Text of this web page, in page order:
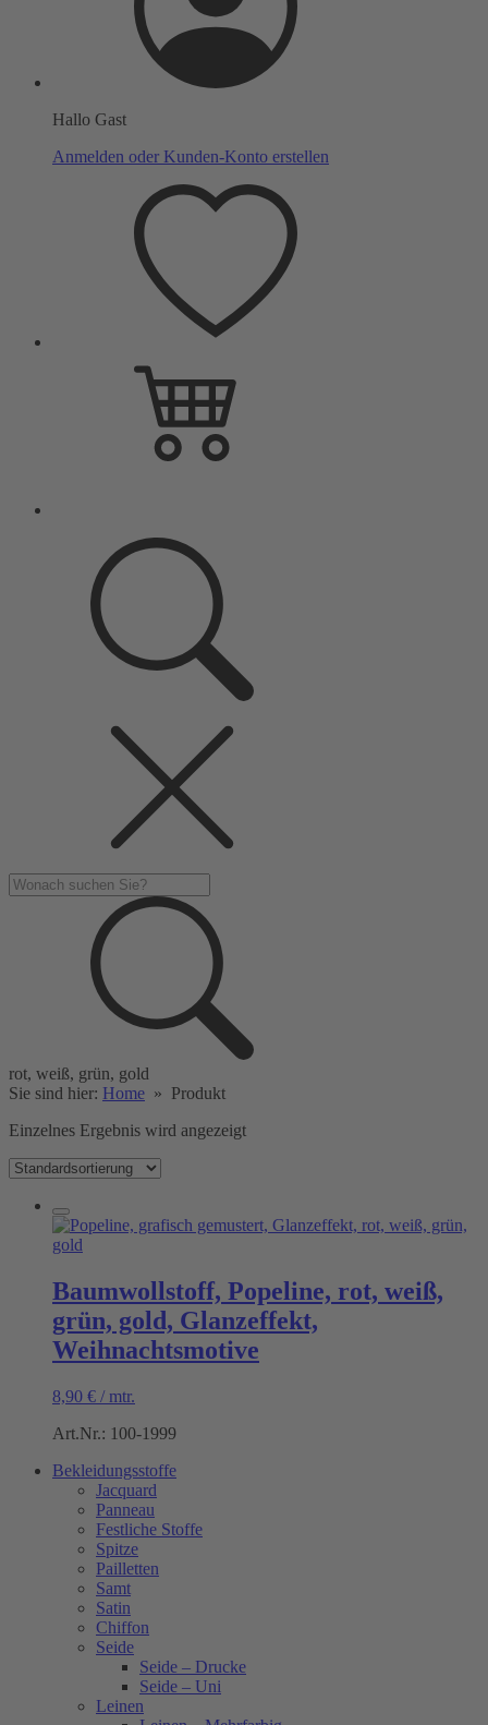
Hallo Gast
Anmelden oder Kunden-Konto erstellen
rot, weiß, grün, gold
Sie sind hier: Home » Produkt
Einzelnes Ergebnis wird angezeigt
Baumwollstoff, Popeline, rot, weiß,
grün, gold, Glanzeffekt,
Weihnachtsmotive
8,90 € / mtr.
Art.Nr.: 100-1999
Bekleidungsstoffe
Jacquard
Panneau
Festliche Stoffe
Spitze
Pailletten
Samt
Satin
Chiffon
Seide
Seide – Drucke
Seide – Uni
Leinen